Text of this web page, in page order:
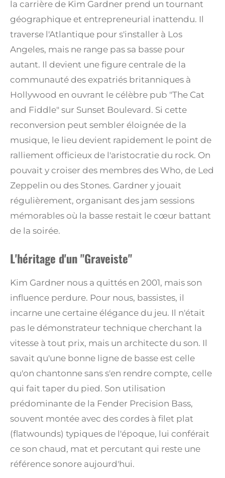
la carrière de Kim Gardner prend un tournant
géographique et entrepreneurial inattendu. Il
traverse l'Atlantique pour s'installer à Los
Angeles, mais ne range pas sa basse pour
autant. Il devient une figure centrale de la
communauté des expatriés britanniques à
Hollywood en ouvrant le célèbre pub "The Cat
and Fiddle" sur Sunset Boulevard. Si cette
reconversion peut sembler éloignée de la
musique, le lieu devient rapidement le point de
ralliement officieux de l'aristocratie du rock. On
pouvait y croiser des membres des Who, de Led
Zeppelin ou des Stones. Gardner y jouait
régulièrement, organisant des jam sessions
mémorables où la basse restait le cœur battant
de la soirée.
L'héritage d'un "Graveiste"
Kim Gardner nous a quittés en 2001, mais son
influence perdure. Pour nous, bassistes, il
incarne une certaine élégance du jeu. Il n'était
pas le démonstrateur technique cherchant la
vitesse à tout prix, mais un architecte du son. Il
savait qu'une bonne ligne de basse est celle
qu'on chantonne sans s'en rendre compte, celle
qui fait taper du pied. Son utilisation
prédominante de la Fender Precision Bass,
souvent montée avec des cordes à filet plat
(flatwounds) typiques de l'époque, lui conférait
ce son chaud, mat et percutant qui reste une
référence sonore aujourd'hui.